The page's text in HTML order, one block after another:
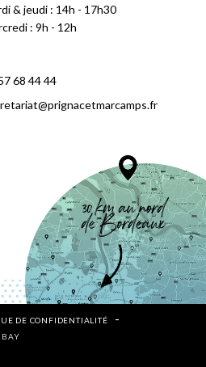
& jeudi : 14h - 17h30
: 9h - 12h
68 44 44
DE CONFIDENTIALITÉ